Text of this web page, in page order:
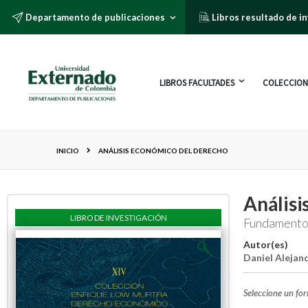
Departamento de publicaciones Libros resultado de
LIBROS FACULTADES
INICIO ANÁLISIS ECONÓMICO DEL DERECHO
Autor(es)
Daniel
Seleccione un
LIBRO DE INVESTIGACIÓN